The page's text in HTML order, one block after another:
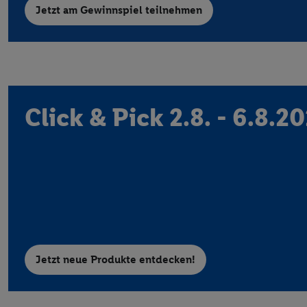
Jetzt am Gewinnspiel teilnehmen
Jetzt neue Produkte entdecken!
Click & Pick 2.8. -